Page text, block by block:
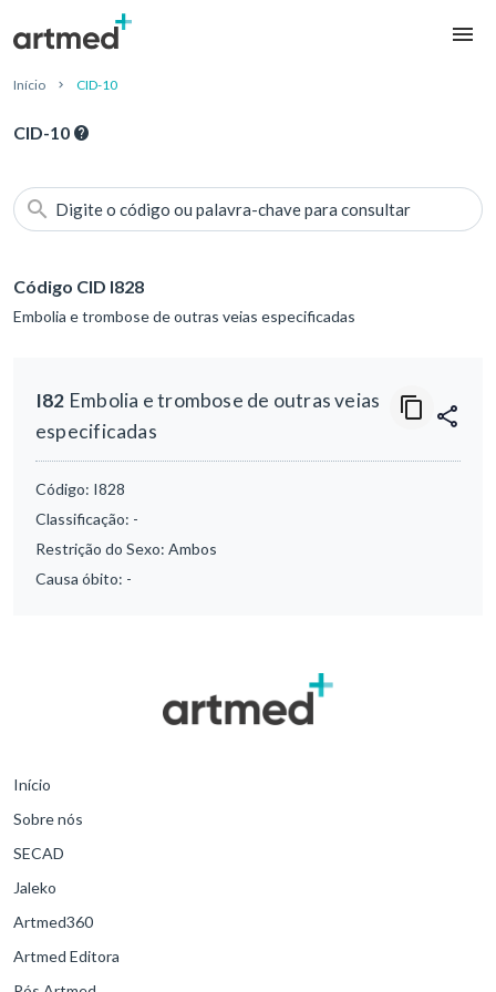
Início CID-10
CID-10
Digite o código ou palavra-chave para consultar
Código CID I828
Embolia e trombose de outras veias especificadas
I82 Embolia e trombose de outras veias
especificadas
Código: I828
Classificação: -
Restrição do Sexo: Ambos
Causa óbito: -
Início
Sobre nós
SECAD
Jaleko
Artmed360
Artmed Editora